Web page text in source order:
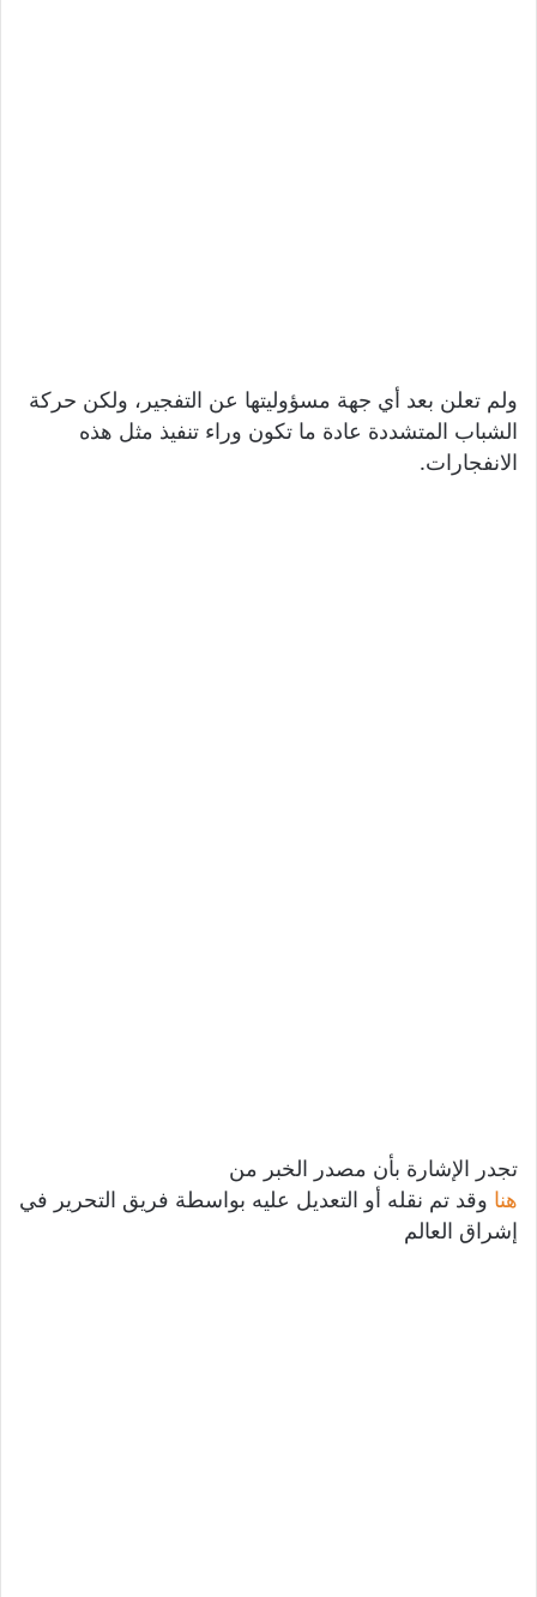
ولم تعلن بعد أي جهة مسؤوليتها عن التفجير، ولكن حركة
الشباب المتشددة عادة ما تكون وراء تنفيذ مثل هذه
الانفجارات.
تجدر الإشارة بأن مصدر الخبر من
هنا وقد تم نقله أو التعديل عليه بواسطة فريق التحرير في
إشراق العالم